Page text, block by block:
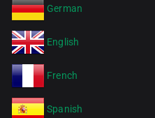
German
English
French
Spanish